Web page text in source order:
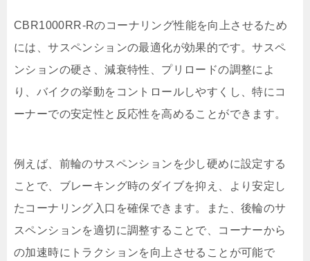
CBR1000RR-Rのコーナリング性能を向上させるため
には、サスペンションの最適化が効果的です。サスペ
ンションの硬さ、減衰特性、プリロードの調整によ
り、バイクの挙動をコントロールしやすくし、特にコ
ーナーでの安定性と反応性を高めることができます。
例えば、前輪のサスペンションを少し硬めに設定する
ことで、ブレーキング時のダイブを抑え、より安定し
たコーナリング入口を確保できます。また、後輪のサ
スペンションを適切に調整することで、コーナーから
の加速時にトラクションを向上させることが可能で